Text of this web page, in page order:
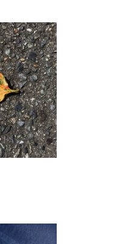
会社案内
指導員育成コース
セミナー開催
スタッフブログ
ご入会のご予約